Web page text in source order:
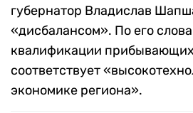
губернатор Владислав
«дисбалансом». По его
квалификации
соответствует
экономике региона».